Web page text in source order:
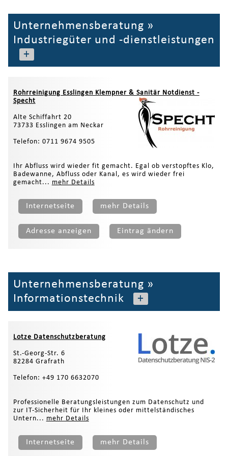
Unternehmensberatung »
Industriegüter und -dienstleistungen
+
Rohrreinigung Esslingen Klempner & Sanitär Notdienst -
Specht
Alte Schiffahrt 20
73733 Esslingen am Neckar
Telefon: 0711 9674 9505
Ihr Abfluss wird wieder fit gemacht. Egal ob verstopftes Klo,
Badewanne, Abfluss oder Kanal, es wird wieder frei
gemacht... mehr Details
Internetseite mehr Details
Adresse anzeigen Eintrag ändern
Unternehmensberatung »
Informationstechnik
+
Lotze Datenschutzberatung
St.-Georg-Str. 6
82284 Grafrath
Telefon: +49 170 6632070
Professionelle Beratungsleistungen zum Datenschutz und
zur IT-Sicherheit für Ihr kleines oder mittelständisches
Untern... mehr Details
Internetseite mehr Details